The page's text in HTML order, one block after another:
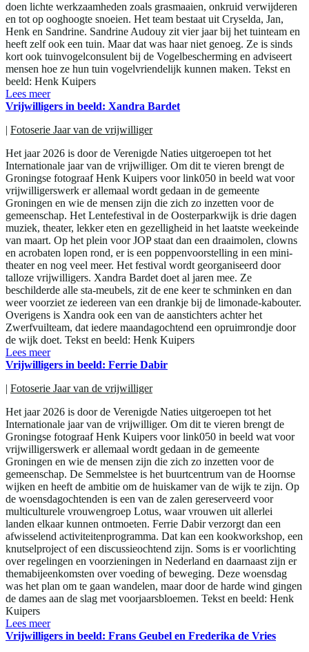
doen lichte werkzaamheden zoals grasmaaien, onkruid verwijderen
en tot op ooghoogte snoeien. Het team bestaat uit Cryselda, Jan,
Henk en Sandrine. Sandrine Audouy zit vier jaar bij het tuinteam en
heeft zelf ook een tuin. Maar dat was haar niet genoeg. Ze is sinds
kort ook tuinvogelconsulent bij de Vogelbescherming en adviseert
mensen hoe ze hun tuin vogelvriendelijk kunnen maken. Tekst en
beeld: Henk Kuipers
Lees meer
Vrijwilligers in beeld: Xandra Bardet
| Fotoserie Jaar van de vrijwilliger
Het jaar 2026 is door de Verenigde Naties uitgeroepen tot het
Internationale jaar van de vrijwilliger. Om dit te vieren brengt de
Groningse fotograaf Henk Kuipers voor link050 in beeld wat voor
vrijwilligerswerk er allemaal wordt gedaan in de gemeente
Groningen en wie de mensen zijn die zich zo inzetten voor de
gemeenschap. Het Lentefestival in de Oosterparkwijk is drie dagen
muziek, theater, lekker eten en gezelligheid in het laatste weekeinde
van maart. Op het plein voor JOP staat dan een draaimolen, clowns
en acrobaten lopen rond, er is een poppenvoorstelling in een mini-
theater en nog veel meer. Het festival wordt georganiseerd door
talloze vrijwilligers. Xandra Bardet doet al jaren mee. Ze
beschilderde alle sta-meubels, zit de ene keer te schminken en dan
weer voorziet ze iedereen van een drankje bij de limonade-kabouter.
Overigens is Xandra ook een van de aanstichters achter het
Zwerfvuilteam, dat iedere maandagochtend een opruimrondje door
de wijk doet. Tekst en beeld: Henk Kuipers
Lees meer
Vrijwilligers in beeld: Ferrie Dabir
| Fotoserie Jaar van de vrijwilliger
Het jaar 2026 is door de Verenigde Naties uitgeroepen tot het
Internationale jaar van de vrijwilliger. Om dit te vieren brengt de
Groningse fotograaf Henk Kuipers voor link050 in beeld wat voor
vrijwilligerswerk er allemaal wordt gedaan in de gemeente
Groningen en wie de mensen zijn die zich zo inzetten voor de
gemeenschap. De Semmelstee is het buurtcentrum van de Hoornse
wijken en heeft de ambitie om de huiskamer van de wijk te zijn. Op
de woensdagochtenden is een van de zalen gereserveerd voor
multiculturele vrouwengroep Lotus, waar vrouwen uit allerlei
landen elkaar kunnen ontmoeten. Ferrie Dabir verzorgt dan een
afwisselend activiteitenprogramma. Dat kan een kookworkshop, een
knutselproject of een discussieochtend zijn. Soms is er voorlichting
over regelingen en voorzieningen in Nederland en daarnaast zijn er
themabijeenkomsten over voeding of beweging. Deze woensdag
was het plan om te gaan wandelen, maar door de harde wind gingen
de dames aan de slag met voorjaarsbloemen. Tekst en beeld: Henk
Kuipers
Lees meer
Vrijwilligers in beeld: Frans Geubel en Frederika de Vries